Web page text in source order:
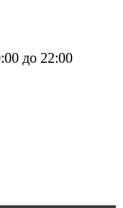
до 22:00